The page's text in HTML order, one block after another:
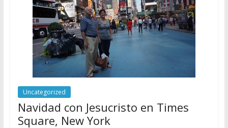
Uncategorized
Navidad con Jesucristo en Times
Square, New York